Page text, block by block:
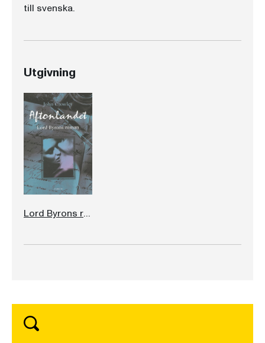
till svenska.
Utgivning
Lord Byrons roman Aftonlandet